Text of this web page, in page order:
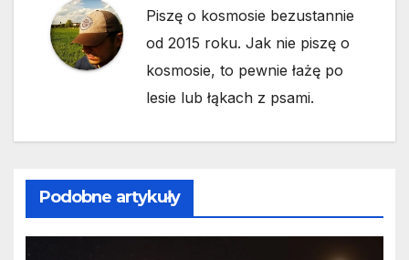
Piszę o kosmosie bezustannie
od 2015 roku. Jak nie piszę o
kosmosie, to pewnie łażę po
lesie lub łąkach z psami.
Podobne artykuły